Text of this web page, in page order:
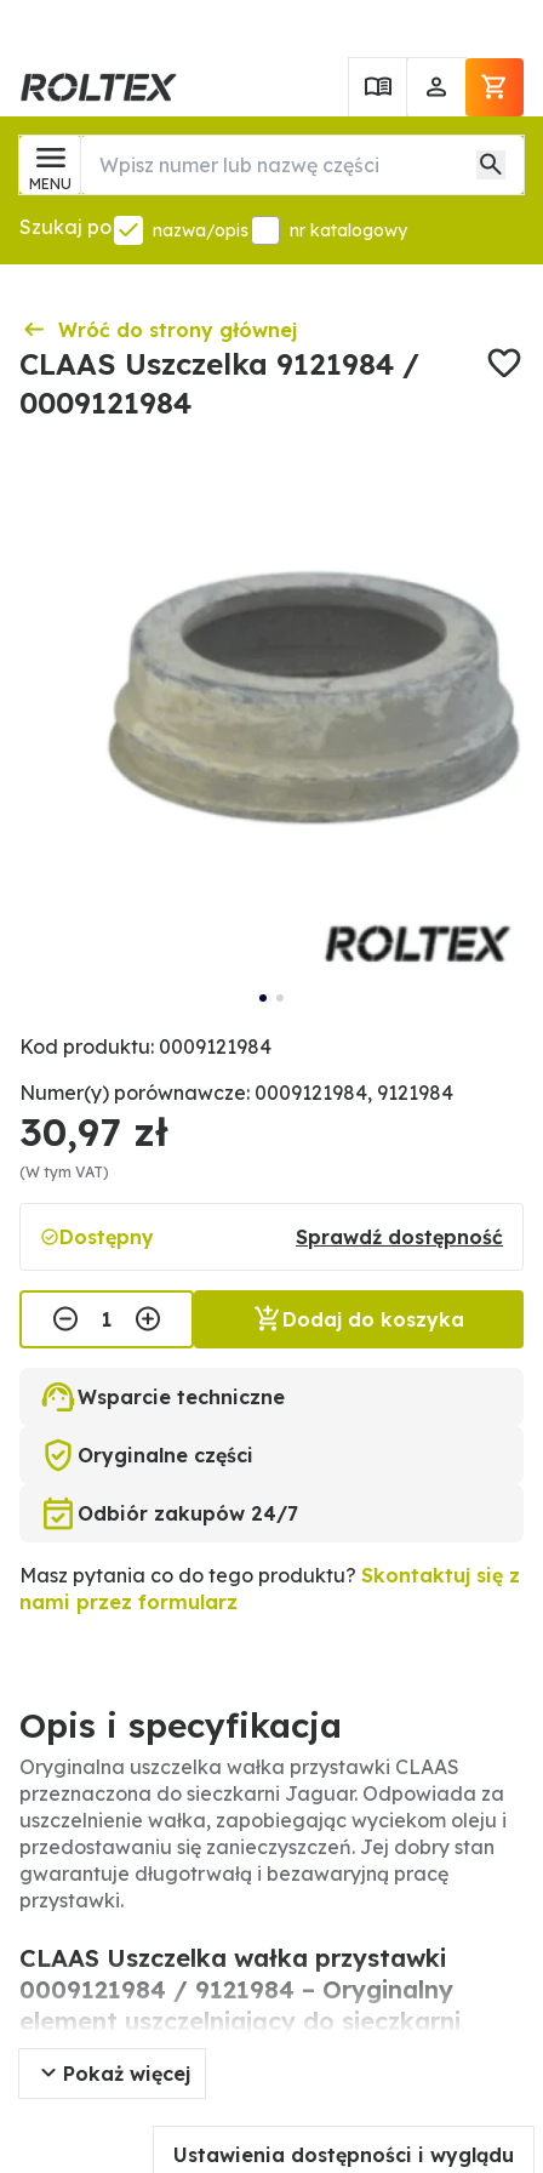
MENU
Szukaj po nazwa/opis nr katalogowy
Wróć do strony głównej
CLAAS Uszczelka 9121984 /
0009121984
Kod produktu: 0009121984
Numer(y) porównawcze: 0009121984, 9121984
30,97 zł
(W tym VAT)
Dostępny Sprawdź dostępność
Dodaj do koszyka
Wsparcie techniczne
Oryginalne części
Odbiór zakupów 24/7
Masz pytania co do tego produktu? Skontaktuj się z
nami przez formularz
Opis i specyfikacja
Oryginalna uszczelka wałka przystawki CLAAS
przeznaczona do sieczkarni Jaguar. Odpowiada za
uszczelnienie wałka, zapobiegając wyciekom oleju i
przedostawaniu się zanieczyszczeń. Jej dobry stan
gwarantuje długotrwałą i bezawaryjną pracę
przystawki.
CLAAS Uszczelka wałka przystawki
0009121984 / 9121984 – Oryginalny
element uszczelniający do sieczkarni
Jaguar
stosowany w przystawkach do zbioru kukurydzy
Pokaż więcej
Ustawienia dostępności i wyglądu